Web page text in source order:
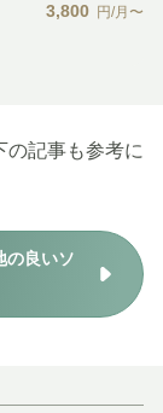
3,800 円/月〜
の記事も参考に
の良いソ